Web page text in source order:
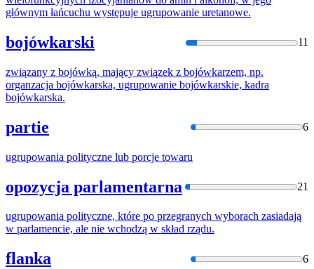
głównym łańcuchu występuje ugrupowanie uretanowe.
bojówkarski 11
związany z bojówką, mający związek z bojówkarzem, np.
organzacja bojówkarska, ugrupowanie bojówkarskie, kadra
bojówkarska.
partie 6
ugrupowania polityczne lub porcje towaru
opozycja parlamentarna 21
ugrupowania polityczne, które po przegranych wyborach zasiadają
w parlamencie, ale nie wchodzą w skład rządu.
flanka 6